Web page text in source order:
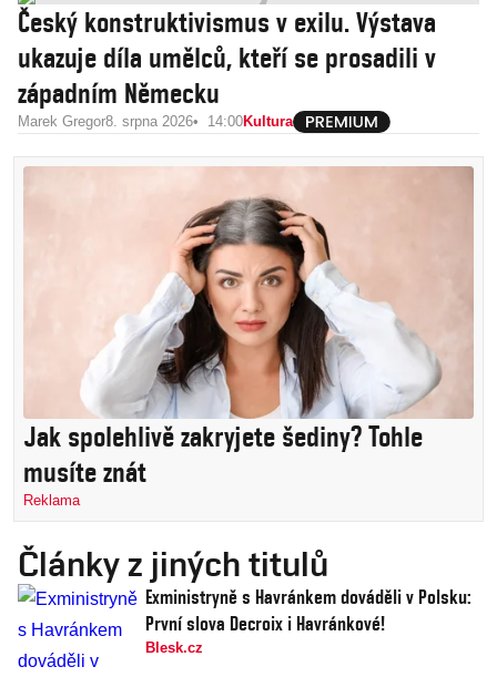
Český konstruktivismus v exilu. Výstava
ukazuje díla umělců, kteří se prosadili v
západním Německu
Marek Gregor8. srpna 2026 14:00Kultura
Jak spolehlivě zakryjete šediny? Tohle
musíte znát
Reklama
Články z jiných titulů
Exministryně s Havránkem dováděli v Polsku:
První slova Decroix i Havránkové!
Blesk.cz